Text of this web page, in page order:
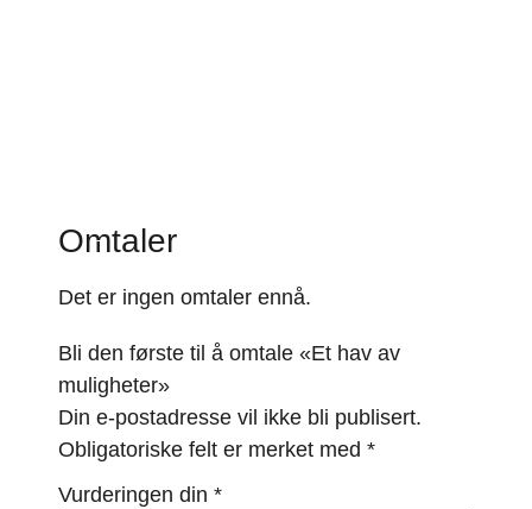
Omtaler
Det er ingen omtaler ennå.
Bli den første til å omtale «Et hav av
muligheter»
Din e-postadresse vil ikke bli publisert.
Obligatoriske felt er merket med *
Vurderingen din *